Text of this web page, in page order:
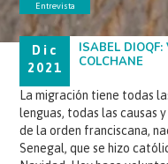
Entrevista
Dic
2021
ISABEL
COLCHANE
La migración tiene todas
lenguas, todas las causas
de la orden franciscana,
Senegal, que se hizo